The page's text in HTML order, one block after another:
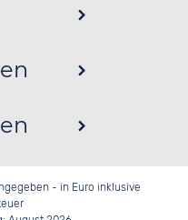
- in Euro inklusive